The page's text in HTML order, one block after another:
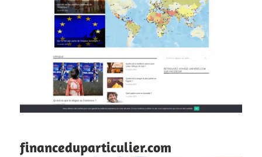
financeduparticulier.com